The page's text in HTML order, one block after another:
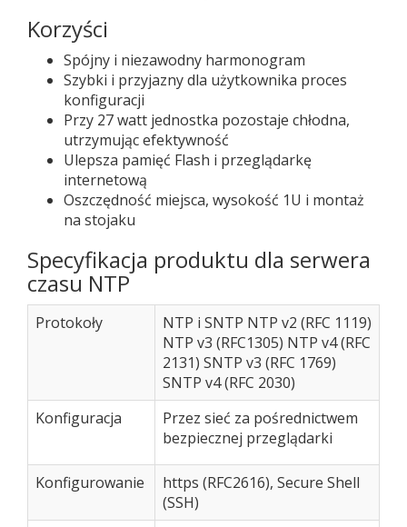
Korzyści
Spójny i niezawodny harmonogram
Szybki i przyjazny dla użytkownika proces
konfiguracji
Przy 27 watt jednostka pozostaje chłodna,
utrzymując efektywność
Ulepsza pamięć Flash i przeglądarkę
internetową
Oszczędność miejsca, wysokość 1U i montaż
na stojaku
Specyfikacja produktu dla serwera
czasu NTP
Protokoły
NTP i SNTP NTP v2 (RFC 1119)
NTP v3 (RFC1305) NTP v4 (RFC
2131) SNTP v3 (RFC 1769)
SNTP v4 (RFC 2030)
Konfiguracja
Przez sieć za pośrednictwem
bezpiecznej przeglądarki
Konfigurowanie
https (RFC2616), Secure Shell
(SSH)